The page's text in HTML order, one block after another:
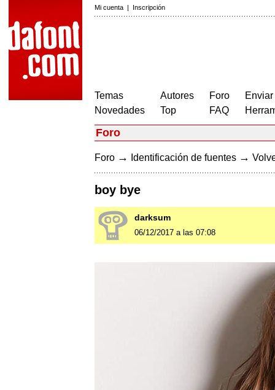
Mi cuenta | Inscripción
Temas
Novedades
Autores
Top
Foro
FAQ
Foro
Foro → Identificación de fuentes →
boy bye
darksum
06/12/2017 a las 07:08